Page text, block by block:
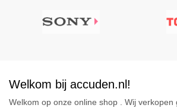
Welkom bij accuden.nl!
Welkom op onze online shop . Wij verkopen